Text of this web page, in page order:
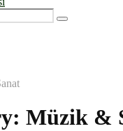
Search
Müzik &